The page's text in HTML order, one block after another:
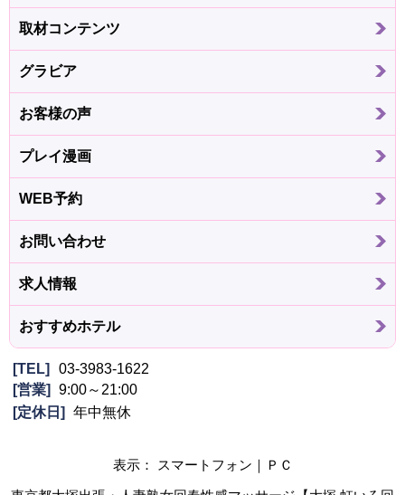
取材コンテンツ
グラビア
お客様の声
プレイ漫画
WEB予約
お問い合わせ
求人情報
おすすめホテル
TEL
03-3983-1622
営業
9:00～21:00
定休日
年中無休
表示： スマートフォン｜
ＰＣ